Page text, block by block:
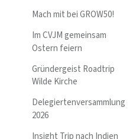
Mach mit bei GROW50!
Im CVJM gemeinsam
Ostern feiern
Gründergeist Roadtrip
Wilde Kirche
Delegiertenversammlung
2026
Insight Trip nach Indien